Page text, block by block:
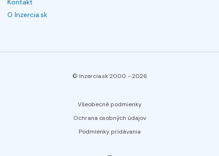
Kontakt
O Inzercia.sk
© Inzercia.sk 2000 -2026
Všeobecné podmienky
Ochrana osobných údajov
Podmienky pridávania